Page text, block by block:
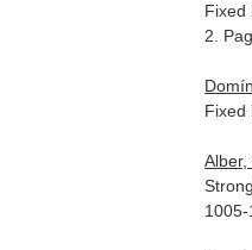
Fixed
2.
Fixed
1005-